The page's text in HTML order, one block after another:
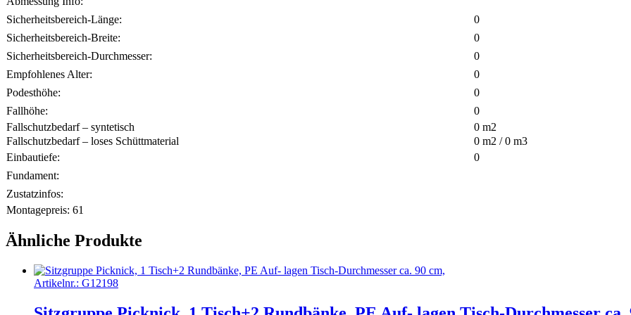
Sicherheitsbereich-Länge:
0
Sicherheitsbereich-Breite:
0
Sicherheitsbereich-Durchmesser:
0
Empfohlenes Alter:
0
Podesthöhe:
0
Fallhöhe:
0
Fallschutzbedarf – syntetisch
0 m2
Fallschutzbedarf – loses Schüttmaterial
0 m2 /0 m3
Einbautiefe:
0
Fundament:
Zustatzinfos:
Montagepreis: 61
Ähnliche Produkte
Artikelnr.: G12198